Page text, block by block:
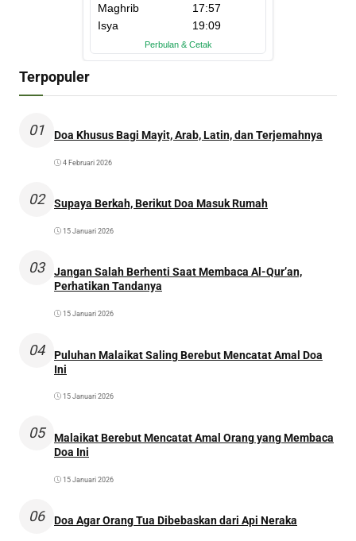
Terpopuler
01 Doa Khusus Bagi Mayit, Arab, Latin, dan Terjemahnya
4 Februari 2026
02 Supaya Berkah, Berikut Doa Masuk Rumah
15 Januari 2026
03
Jangan Salah Berhenti Saat Membaca Al-Qur’an,
Perhatikan Tandanya
15 Januari 2026
04
Puluhan Malaikat Saling Berebut Mencatat Amal Doa
Ini
15 Januari 2026
05
Malaikat Berebut Mencatat Amal Orang yang Membaca
Doa Ini
15 Januari 2026
06 Doa Agar Orang Tua Dibebaskan dari Api Neraka